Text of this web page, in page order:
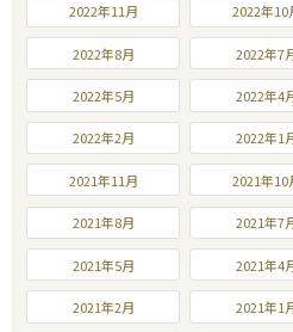
2022年11月 2022年10
2022年8月 2022年7
2022年5月 2022年4
2022年2月 2022年1
2021年11月 2021年10
2021年8月 2021年7
2021年5月 2021年4
2021年2月 2021年1